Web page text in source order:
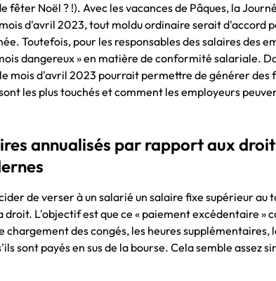
fêter Noël ? !). Avec les vacances de Pâques, la
d'avril 2023, tout moldu ordinaire serait d'accord
Toutefois, pour les responsables des salaires des
dangereux » en matière de conformité salariale.
mois d'avril 2023 pourrait permettre de générer
les plus touchés et comment les employeurs
annualisés par rapport aux
de verser à un salarié un salaire fixe supérieur au
L'objectif est que ce « paiement excédentaire »
des congés, les heures supplémentaires,
sont payés en sus de la bourse. Cela semble assez